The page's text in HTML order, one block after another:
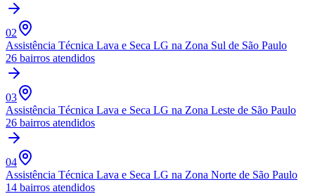
02
Assistência Técnica Lava e Seca LG na Zona Sul de São Paulo
26 bairros atendidos
03
Assistência Técnica Lava e Seca LG na Zona Leste de São Paulo
26 bairros atendidos
04
Assistência Técnica Lava e Seca LG na Zona Norte de São Paulo
14 bairros atendidos